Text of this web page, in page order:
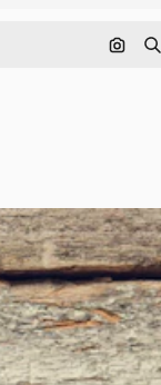
画像